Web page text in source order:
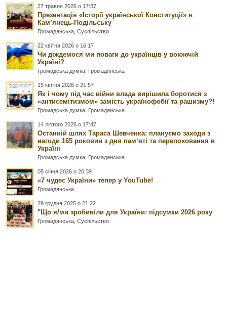
27 травня 2026 о 17:37
Презентація «Історії української Конституції» в
Камʼянець-Подільську
Громадянська ,Суспільство
22 квітня 2026 о 16:17
Чи діждемося ми поваги до українців у воюючій
Україні?
Громадська думка Громадянська
15 квітня 2026 о 21:57
Як і чому під час війни влада вирішила боротися з
«антисемітизмом» замість українофобії та рашизму?!
Громадська думка Громадянська
14 лютого 2026 о 17:47
Останній шлях Тараса Шевченка: плануємо заходи з
нагоди 165 роковин з дня памʼяті та перепоховання в
Україні
Громадська думка Громадянська
05 січня 2026 о 20:39
«7 чудес України» тепер у YouTube!
Громадянська
29 грудня 2025 о 21:22
"Що я/ми зробив/ли для України: підсумки 2026 року
Громадянська ,Суспільство